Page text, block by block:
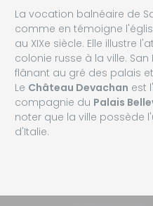
La vocation balnéaire de
comme en témoigne
au XIXe siècle. Elle illustre
colonie russe à la ville.
flânant au gré des palais
Le Château Devachan est
compagnie du Palais
noter que la ville possède
d'Italie.